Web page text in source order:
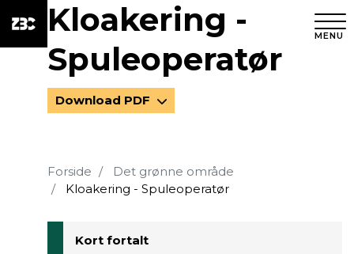
MENU
Kloakering -
Spuleoperatør
Download PDF
Forside
Det grønne område
Kloakering - Spuleoperatør
Kort fortalt